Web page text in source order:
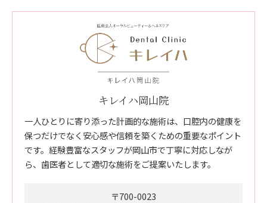
キレイハ岡山院
一人ひとりに寄り添った計画的な施術は、口腔内の健康を
保つだけでなく安心感や信頼を築くための重要なポイント
です。経験豊富なスタッフが岡山市で丁寧に対応しなが
ら、歯医者として適切な施術をご提案いたします。
〒700-0023